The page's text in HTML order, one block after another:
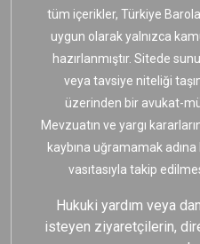
tüm içerikler, Türkiye
uygun olarak yalnızca
hazırlanmıştır. Sitede
veya tavsiye niteliği
üzerinden bir avukat-
Mevzuatın ve yargı
kaybına uğramamak
vasıtasıyla takip
Hukuki yardım veya
isteyen ziyaretçilerin,